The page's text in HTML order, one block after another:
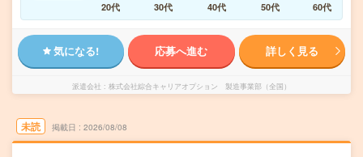
20代
30代 40代 50代 60代
気になる! 応募へ進む 詳しく見る
派遣会社 株式会社綜合キャリアオプション 製造事業部（全国）
未読 掲載日 2026/08/08